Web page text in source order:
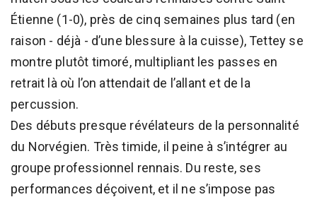
Étienne (1-0), près de cinq semaines plus tard (en
raison - déjà - d’une blessure à la cuisse), Tettey se
montre plutôt timoré, multipliant les passes en
retrait là où l’on attendait de l’allant et de la
percussion.
Des débuts presque révélateurs de la personnalité
du Norvégien. Très timide, il peine à s’intégrer au
groupe professionnel rennais. Du reste, ses
performances déçoivent, et il ne s’impose pas